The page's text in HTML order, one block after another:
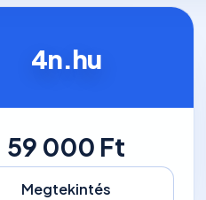
4n.hu
59 000 Ft
Megtekintés